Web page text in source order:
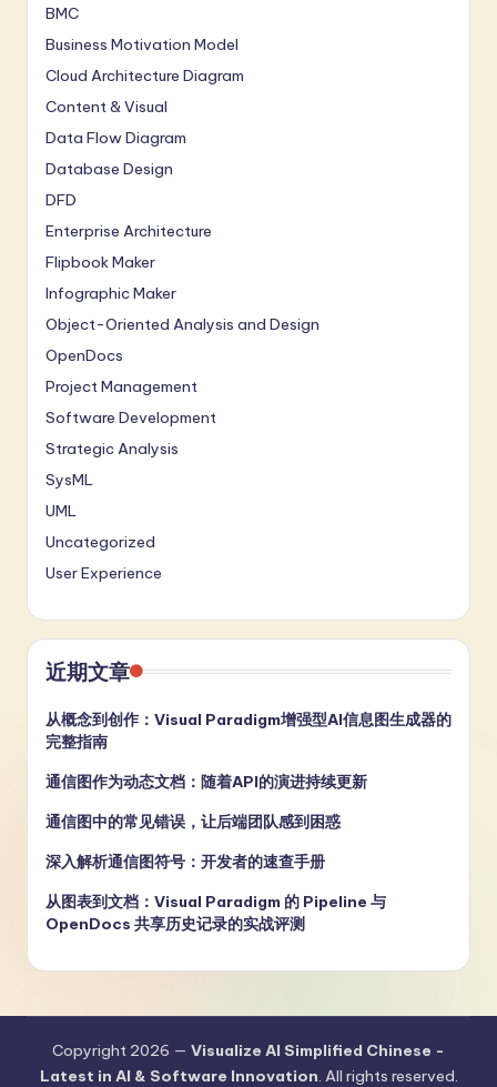
BMC
Business Motivation Model
Cloud Architecture Diagram
Content & Visual
Data Flow Diagram
Database Design
DFD
Enterprise Architecture
Flipbook Maker
Infographic Maker
Object-Oriented Analysis and Design
OpenDocs
Project Management
Software Development
Strategic Analysis
SysML
UML
Uncategorized
User Experience
近期文章
从概念到创作：Visual Paradigm增强型AI信息图生成器的
完整指南
通信图作为动态文档：随着API的演进持续更新
通信图中的常见错误，让后端团队感到困惑
深入解析通信图符号：开发者的速查手册
从图表到文档：Visual Paradigm 的 Pipeline 与
OpenDocs 共享历史记录的实战评测
Copyright 2026 — Visualize AI Simplified Chinese -
Latest in AI & Software Innovation. All rights reserved.